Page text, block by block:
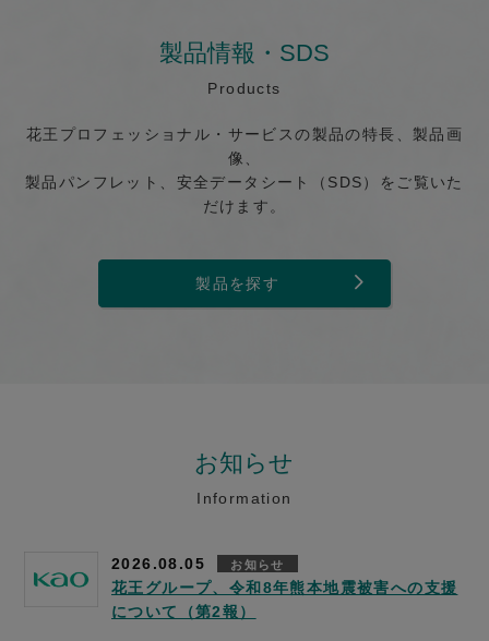
製品情報・SDS
Products
花王プロフェッショナル・サービスの製品の特長、製品画
像、
製品パンフレット、安全データシート（SDS）をご覧いた
だけます。
製品を探す
お知らせ
Information
2026.08.05 お知らせ
花王グループ、令和8年熊本地震被害への支援
について（第2報）